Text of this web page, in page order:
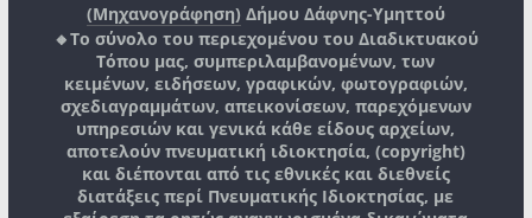
(Μηχανογράφηση) Δήμου Δάφνης-Υμηττού
🔸Το σύνολο του περιεχομένου του Διαδικτυακού
Τόπου μας, συμπεριλαμβανομένων, των
κειμένων, ειδήσεων, γραφικών, φωτογραφιών,
σχεδιαγραμμάτων, απεικονίσεων, παρεχόμενων
υπηρεσιών και γενικά κάθε είδους αρχείων,
αποτελούν πνευματική ιδιοκτησία, (copyright)
και διέπονται από τις εθνικές και διεθνείς
διατάξεις περί Πνευματικής Ιδιοκτησίας, με